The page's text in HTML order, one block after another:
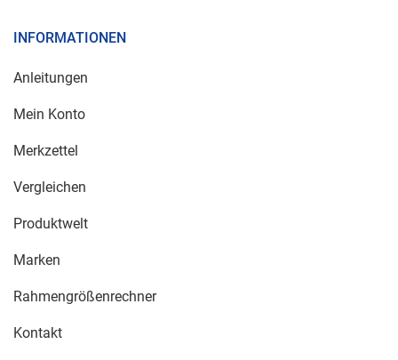
INFORMATIONEN
Anleitungen
Mein Konto
Merkzettel
Vergleichen
Produktwelt
Marken
Rahmengrößenrechner
Kontakt